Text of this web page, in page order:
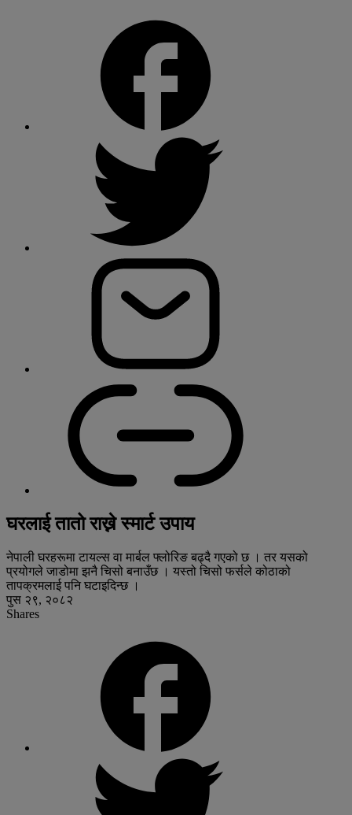
घरलाई तातो राख्ने स्मार्ट उपाय
नेपाली घरहरूमा टायल्स वा मार्बल फ्लोरिङ बढ्दै गएको छ । तर यसको
प्रयोगले जाडोमा झनै चिसो बनाउँछ । यस्तो चिसो फर्सले कोठाको
तापक्रमलाई पनि घटाइदिन्छ ।
पुस २९, २०८२
Shares